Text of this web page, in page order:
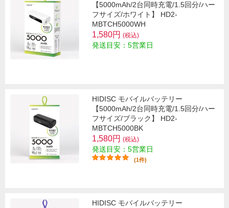
【5000mAh/2台同時充電/1.5回分/ハー
フサイズ/ホワイト】 HD2-
MBTCH5000WH
1,580円 (税込)
発送目安：5営業日
HIDISC モバイルバッテリー
【5000mAh/2台同時充電/1.5回分/ハー
フサイズ/ブラック】 HD2-
MBTCH5000BK
1,580円 (税込)
発送目安：5営業日
(1件)
HIDISC モバイルバッテリー